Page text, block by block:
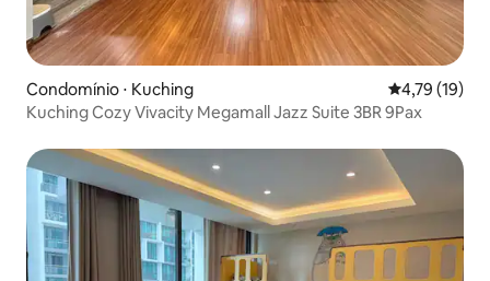
Condomínio ⋅ Kuching 4,79 de uma
4,79 (19)
Kuching Cozy Vivacity Megamall Jazz Suite 3BR 9Pax